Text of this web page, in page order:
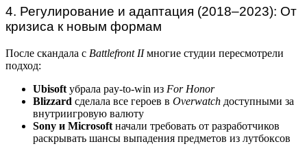
4. Регулирование и адаптация (2018–2023): От
кризиса к новым формам
После скандала с Battlefront IIмногие студии пересмотрели
подход:
Ubisoft убрала pay-to-win из For Honor
Blizzard сделала все героев в Overwatch доступными за
внутриигровую валюту
Sony и Microsoft начали требовать от разработчиков
раскрывать шансы выпадения предметов из лутбоксов